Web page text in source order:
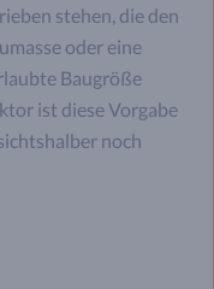
stehen, die den
oder eine
Baugröße
ist diese Vorgabe
noch